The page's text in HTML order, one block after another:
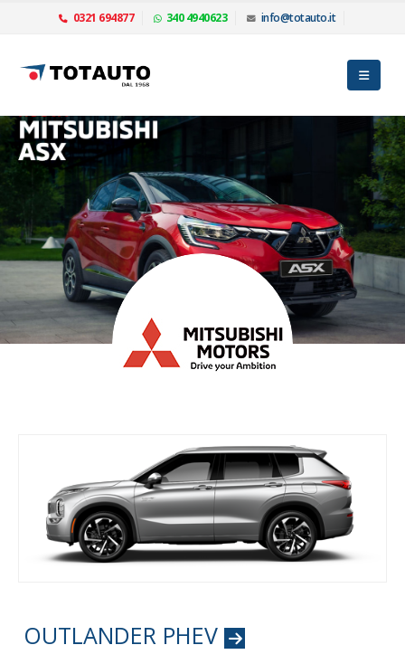
0321 694877 340 4940623 info@totauto.it
OUTLANDER PHEV